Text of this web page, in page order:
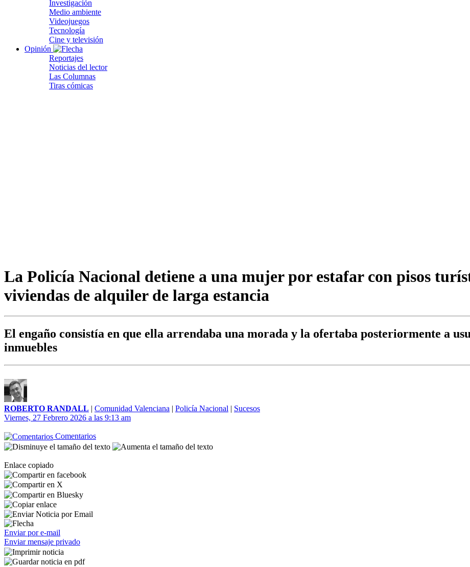
Investigación
Medio ambiente
Videojuegos
Tecnología
Cine y televisión
Opinión
Reportajes
Noticias del lector
Las Columnas
Tiras cómicas
La Policía Nacional detiene a una mujer por estafar con pisos
viviendas de alquiler de larga estancia
El engaño consistía en que ella arrendaba una morada y la ofertaba posteriormente a
inmuebles
ROBERTO RANDALL | Comunidad Valenciana | Policía Nacional | Sucesos
Viernes, 27 Febrero 2026 a las 9:13 am
Comentarios
Enlace copiado
Enviar por e-mail
Enviar mensaje privado